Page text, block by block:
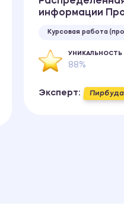
информации
Курсовая работа
УНИКАЛЬНОСТЬ
88%
Эксперт: